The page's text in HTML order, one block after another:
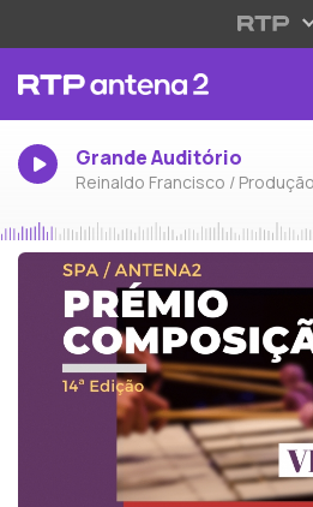
Grande Auditório
Reinaldo Francisco /